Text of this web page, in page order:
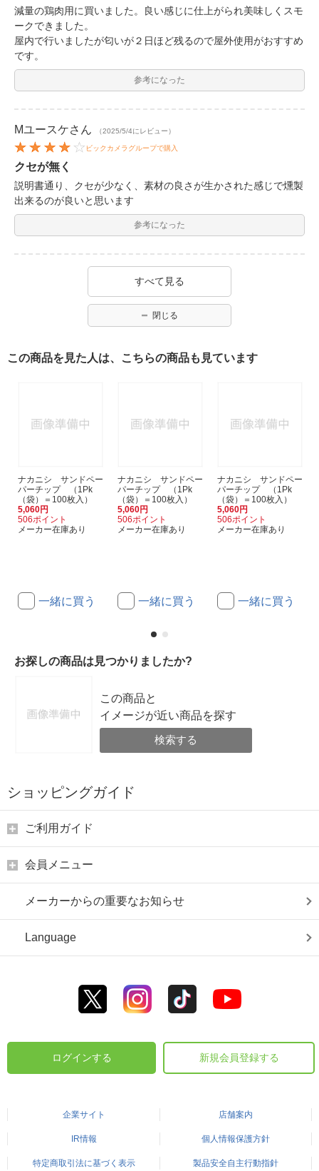
減量の鶏肉用に買いました。良い感じに仕上がられ美味しくスモ
ークできました。
屋内で行いましたが匂いが２日ほど残るので屋外使用がおすすめ
です。
参考になった
Mユースケさん （2025/5/4にレビュー）
ビックカメラグループで購入
クセが無く
説明書通り、クセが少なく、素材の良さが生かされた感じで燻製
出来るのが良いと思います
参考になった
すべて見る
閉じる
この商品を見た人は、こちらの商品も見ています
ナカニシ サンドペー
パーチップ （1Pk
（袋）＝100枚入）
5,060円
506ポイント
メーカー在庫あり
一緒に買う
ナカニシ サンドペー
パーチップ （1Pk
（袋）＝100枚入）
5,060円
506ポイント
メーカー在庫あり
一緒に買う
ナカニシ サンドペー
パーチップ （1Pk
（袋）＝100枚入）
5,060円
506ポイント
メーカー在庫あり
一緒に買う
お探しの商品は見つかりましたか?
この商品と
イメージが近い商品を探す
検索する
ショッピングガイド
ご利用ガイド
会員メニュー
メーカーからの重要なお知らせ
Language
ログインする 新規会員登録する
企業サイト 店舗案内
IR情報 個人情報保護方針
特定商取引法に基づく表示 製品安全自主行動指針